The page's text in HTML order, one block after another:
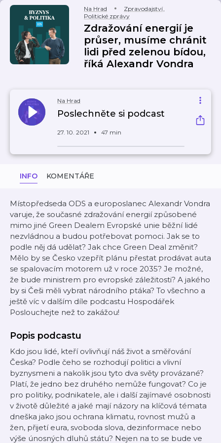
Na Hrad Zpravodajství,
Politické zprávy
Zdražování energií je
průser, musíme chránit
lidi před zelenou bídou,
říká Alexandr Vondra
Na Hrad
Poslechněte si podcast
27. 10. 2021 47 min
INFO KOMENTÁŘE
Místopředseda ODS a europoslanec Alexandr Vondra
varuje, že současné zdražování energií způsobené
mimo jiné Green Dealem Evropské unie běžní lidé
nezvládnou a budou potřebovat pomoci. Jak se to
podle něj dá udělat? Jak chce Green Deal změnit?
Mělo by se Česko vzepřít plánu přestat prodávat auta
se spalovacím motorem už v roce 2035? Je možné,
že bude ministrem pro evropské záležitosti? A jakého
by si Češi měli vybrat národního ptáka? To všechno a
ještě víc v dalším díle podcastu Hospodářek
Poslouchejte než to zakážou!
Popis podcastu
Kdo jsou lidé, kteří ovlivňují náš život a směřování
Česka? Podle čeho se rozhodují politici a vlivní
byznysmeni a nakolik jsou tyto dva světy provázané?
Platí, že jedno bez druhého nemůže fungovat? Co je
pro politiky, podnikatele, ale i další zajímavé osobnosti
v životě důležité a jaké mají názory na klíčová témata
dneška jako jsou ochrana klimatu, rovnost mužů a
žen, přijetí eura, svoboda slova, dezinformace nebo
výše únosných dluhů státu? Nejen na to se bude ve